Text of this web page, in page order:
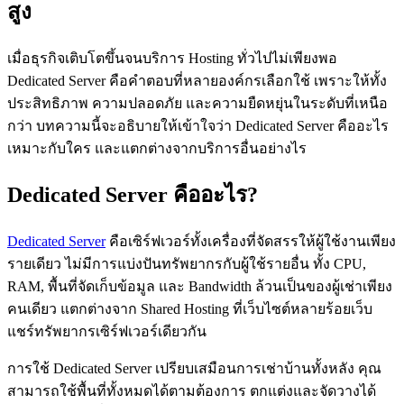
สูง
เมื่อธุรกิจเติบโตขึ้นจนบริการ Hosting ทั่วไปไม่เพียงพอ
Dedicated Server คือคำตอบที่หลายองค์กรเลือกใช้ เพราะให้ทั้ง
ประสิทธิภาพ ความปลอดภัย และความยืดหยุ่นในระดับที่เหนือ
กว่า บทความนี้จะอธิบายให้เข้าใจว่า Dedicated Server คืออะไร
เหมาะกับใคร และแตกต่างจากบริการอื่นอย่างไร
Dedicated Server คืออะไร?
Dedicated Serverคือเซิร์ฟเวอร์ทั้งเครื่องที่จัดสรรให้ผู้ใช้งานเพียง
รายเดียว ไม่มีการแบ่งปันทรัพยากรกับผู้ใช้รายอื่น ทั้ง CPU,
RAM, พื้นที่จัดเก็บข้อมูล และ Bandwidth ล้วนเป็นของผู้เช่าเพียง
คนเดียว แตกต่างจาก Shared Hosting ที่เว็บไซต์หลายร้อยเว็บ
แชร์ทรัพยากรเซิร์ฟเวอร์เดียวกัน
การใช้ Dedicated Server เปรียบเสมือนการเช่าบ้านทั้งหลัง คุณ
สามารถใช้พื้นที่ทั้งหมดได้ตามต้องการ ตกแต่งและจัดวางได้